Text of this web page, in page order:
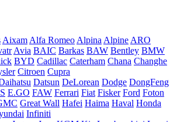
Aixam Alfa Romeo Alpina Alpine ARO
Avia BAIC Barkas BAW Bentley BMW
BYD Cadillac Caterham Chana Changhe
Citroen Cupra
Datsun DeLorean Dodge DongFeng
E.GO FAW Ferrari Fiat Fisker Ford Foton
Great Wall Hafei Haima Haval Honda
Infiniti